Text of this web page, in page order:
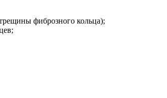
фиброзного кольца);